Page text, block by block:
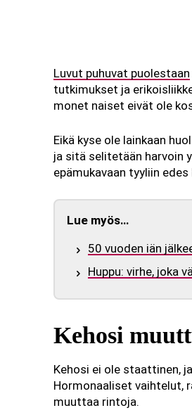
Luvut puhuvat puolestaan
tutkimukset ja
monet naiset eivät ole
Eikä kyse ole lainkaan
ja sitä selitetään harvoin
epämukavaan tyyliin
Lue myös…
50 vuoden iän
Huppu: virhe, joka
Kehosi
Kehosi ei ole staattinen,
Hormonaaliset vaihtelut,
muuttaa rintoja.